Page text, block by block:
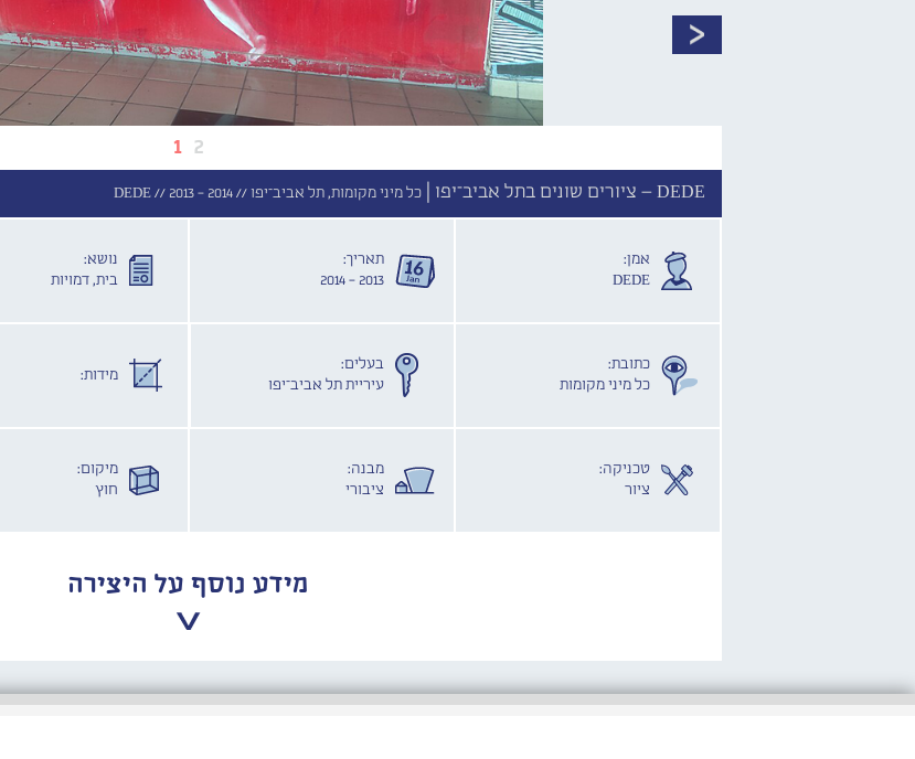
1 2
DEDE – ציורים שונים בתל אביב־יפו | כל מיני מקומות, תל אביב־יפו // DEDE // 2013 - 2014
אמן:
DEDE
תאריך:
2013 - 2014
נושא:
בית, דמויות
כתובת:
כל מיני מקומות
בעלים:
עיריית תל אביב־יפו
מידות:
טכניקה:
ציור
מבנה:
ציבורי
מיקום:
חוץ
מידע נוסף על היצירה